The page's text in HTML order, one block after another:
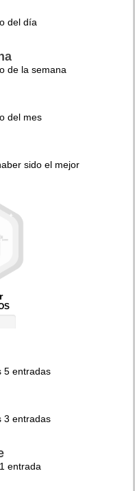
del día
de la semana
del mes
sido el mejor
5 entradas
3 entradas
entrada